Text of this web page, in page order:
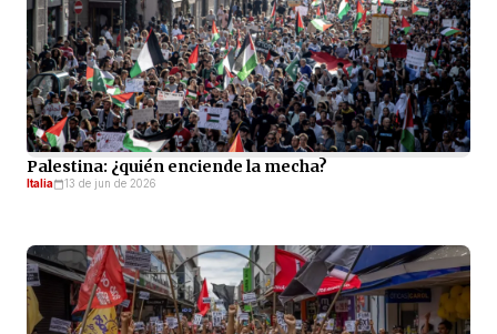
Palestina: ¿quién enciende la mecha?
Italia 13 de jun de 2026